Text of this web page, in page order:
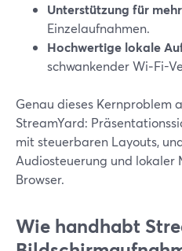
Unterstützung für
Einzelaufnahmen.
Hochwertige lokale
schwankender Wi‑Fi-
Genau dieses Kernproblem
StreamYard:
mit steuerbaren Layouts,
Audiosteuerung und lokaler
Browser.
Wie handhabt